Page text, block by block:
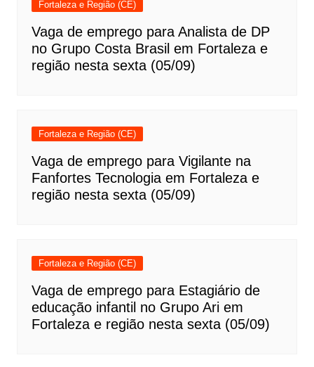
Fortaleza e Região (CE)
Vaga de emprego para Analista de DP
no Grupo Costa Brasil em Fortaleza e
região nesta sexta (05/09)
Fortaleza e Região (CE)
Vaga de emprego para Vigilante na
Fanfortes Tecnologia em Fortaleza e
região nesta sexta (05/09)
Fortaleza e Região (CE)
Vaga de emprego para Estagiário de
educação infantil no Grupo Ari em
Fortaleza e região nesta sexta (05/09)